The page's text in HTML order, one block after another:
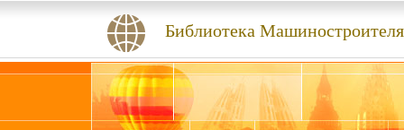
Библиотека Машиностроителя